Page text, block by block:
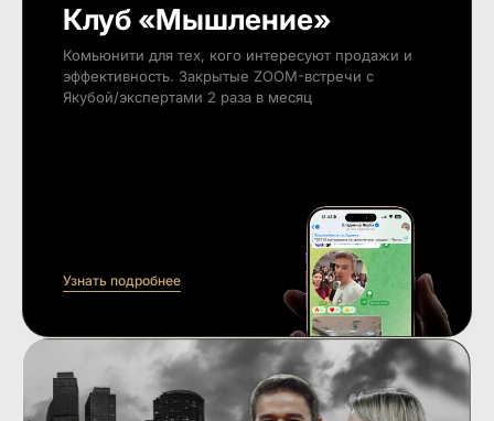
Клуб «Мышление»
Комьюнити для тех, кого интересуют продажи и
эффективность. Закрытые ZOOM-встречи с
Якубой/экспертами 2 раза в месяц
Узнать подробнее